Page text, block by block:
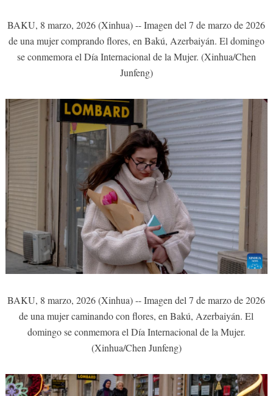
BAKU, 8 marzo, 2026 (Xinhua) -- Imagen del 7 de marzo de 2026
de una mujer comprando flores, en Bakú, Azerbaiyán. El domingo
se conmemora el Día Internacional de la Mujer. (Xinhua/Chen
Junfeng)
BAKU, 8 marzo, 2026 (Xinhua) -- Imagen del 7 de marzo de 2026
de una mujer caminando con flores, en Bakú, Azerbaiyán. El
domingo se conmemora el Día Internacional de la Mujer.
(Xinhua/Chen Junfeng)